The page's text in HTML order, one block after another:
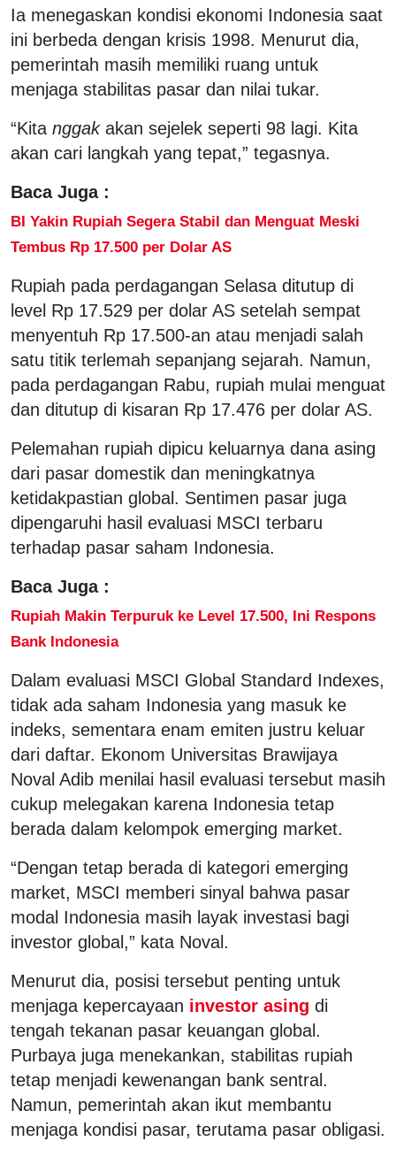
Ia menegaskan kondisi ekonomi Indonesia saat
ini berbeda dengan krisis 1998. Menurut dia,
pemerintah masih memiliki ruang untuk
menjaga stabilitas pasar dan nilai tukar.
“Kita nggakakan sejelek seperti 98 lagi. Kita
akan cari langkah yang tepat,” tegasnya.
Baca Juga :
BI Yakin Rupiah Segera Stabil dan Menguat Meski
Tembus Rp 17.500 per Dolar AS
Rupiah pada perdagangan Selasa ditutup di
level Rp 17.529 per dolar AS setelah sempat
menyentuh Rp 17.500-an atau menjadi salah
satu titik terlemah sepanjang sejarah. Namun,
pada perdagangan Rabu, rupiah mulai menguat
dan ditutup di kisaran Rp 17.476 per dolar AS.
Pelemahan rupiah dipicu keluarnya dana asing
dari pasar domestik dan meningkatnya
ketidakpastian global. Sentimen pasar juga
dipengaruhi hasil evaluasi MSCI terbaru
terhadap pasar saham Indonesia.
Baca Juga :
Rupiah Makin Terpuruk ke Level 17.500, Ini Respons
Bank Indonesia
Dalam evaluasi MSCI Global Standard Indexes,
tidak ada saham Indonesia yang masuk ke
indeks, sementara enam emiten justru keluar
dari daftar. Ekonom Universitas Brawijaya
Noval Adib menilai hasil evaluasi tersebut masih
cukup melegakan karena Indonesia tetap
berada dalam kelompok emerging market.
“Dengan tetap berada di kategori emerging
market, MSCI memberi sinyal bahwa pasar
modal Indonesia masih layak investasi bagi
investor global,” kata Noval.
Menurut dia, posisi tersebut penting untuk
menjaga kepercayaan investor asing di
tengah tekanan pasar keuangan global.
Purbaya juga menekankan, stabilitas rupiah
tetap menjadi kewenangan bank sentral.
Namun, pemerintah akan ikut membantu
menjaga kondisi pasar, terutama pasar obligasi.